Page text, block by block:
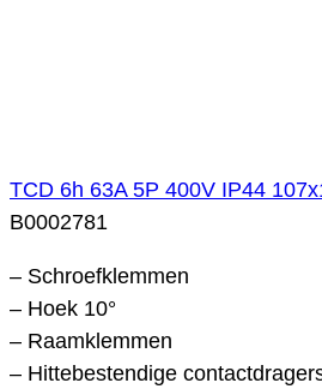
TCD 6h 63A 5P 400V IP44
B0002781
– Schroefklemmen
– Hoek 10°
– Raamklemmen
– Hittebestendige